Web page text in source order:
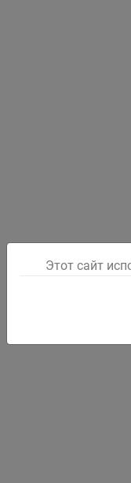
Этот сайт